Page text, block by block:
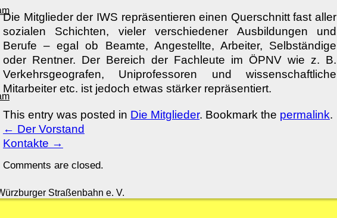
Die Mitglieder der IWS repräsentieren einen Querschnitt fast aller
sozialen Schichten, vieler verschiedener Ausbildungen und
Berufe – egal ob Beamte, Angestellte, Arbeiter, Selbständige
oder Rentner. Der Bereich der Fachleute im ÖPNV wie z. B.
Verkehrsgeografen, Uniprofessoren und wissenschaftliche
Mitarbeiter etc. ist jedoch etwas stärker repräsentiert.
This entry was posted in Die Mitglieder. Bookmark the permalink.
← Der Vorstand
Kontakte →
Comments are closed.
Straßenbahn e. V.